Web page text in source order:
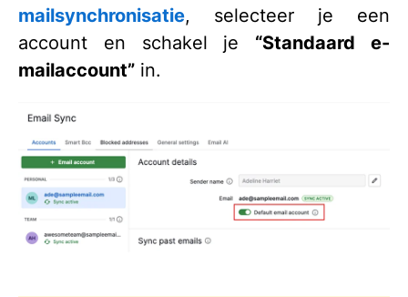
mailsynchronisatie, selecteer je een
account en schakel je “Standaard e-
mailaccount” in.